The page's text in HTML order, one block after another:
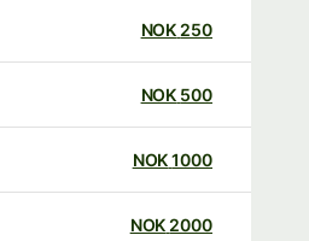
250
NOK
500
NOK
1000
NOK
2000
NOK